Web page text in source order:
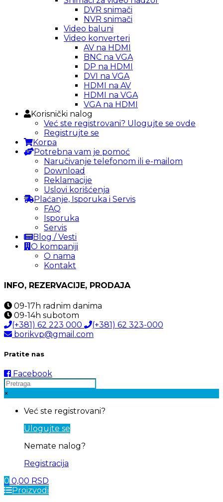
DVR snimači
NVR snimači
Video baluni
Video konverteri
AV na HDMI
BNC na VGA
DP na HDMI
DVI na VGA
HDMI na AV
HDMI na VGA
VGA na HDMI
Korisnički nalog
Već ste registrovani? Ulogujte se ovde
Registrujte se
Korpa
Potrebna vam je pomoć
Naručivanje telefonom ili e-mailom
Download
Reklamacije
Uslovi korišćenja
Plaćanje, Isporuka i Servis
FAQ
Isporuka
Servis
Blog / Vesti
O kompaniji
O nama
Kontakt
INFO, REZERVACIJE, PRODAJA
09-17h radnim danima
09-14h subotom
(+381) 62 223 000
(+381) 62 323-000
borikvp@gmail.com
Pratite nas
Facebook
×
Već ste registrovani?
Ulogujte se
Nemate nalog?
Registracija
0 0,00 RSD
Proizvodi